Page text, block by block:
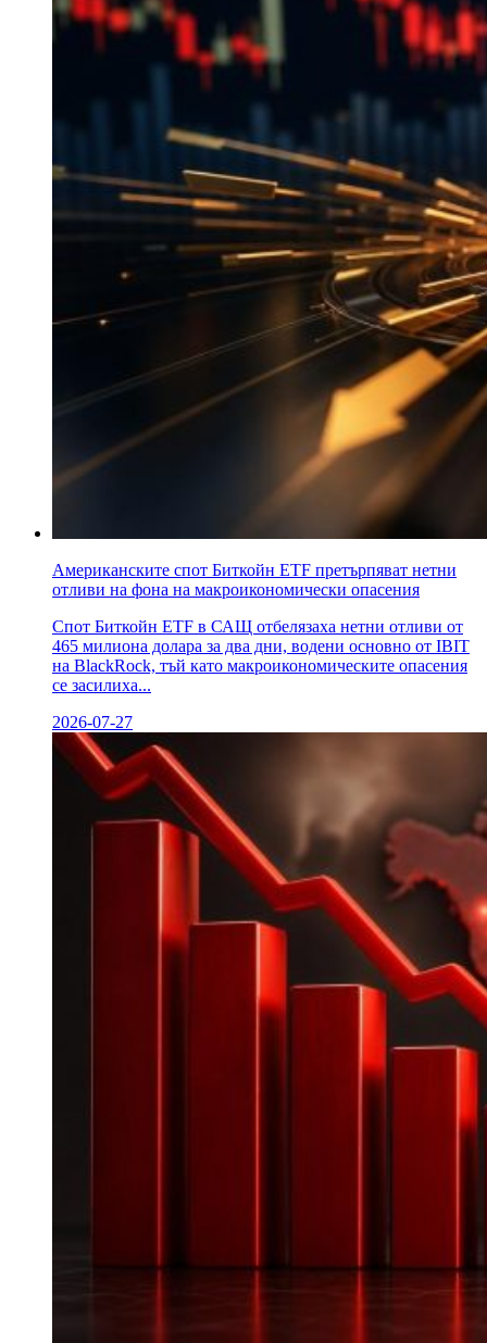
Американските спот Биткойн ETF претърпяват нетни
отливи на фона на макроикономически опасения
Спот Биткойн ETF в САЩ отбелязаха нетни отливи от
465 милиона долара за два дни, водени основно от IBIT
на BlackRock, тъй като макроикономическите опасения
се засилиха...
2026-07-27